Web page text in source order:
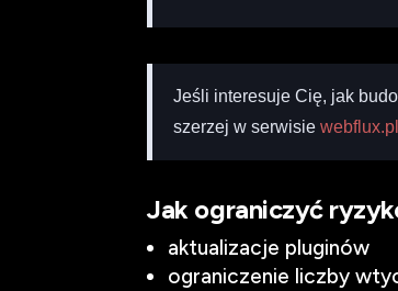
Jeśli interesuje Cię, jak
szerzej w serwisiewebflux.pl
Jak ograniczyć
aktualizacje pluginów
ograniczenie liczby